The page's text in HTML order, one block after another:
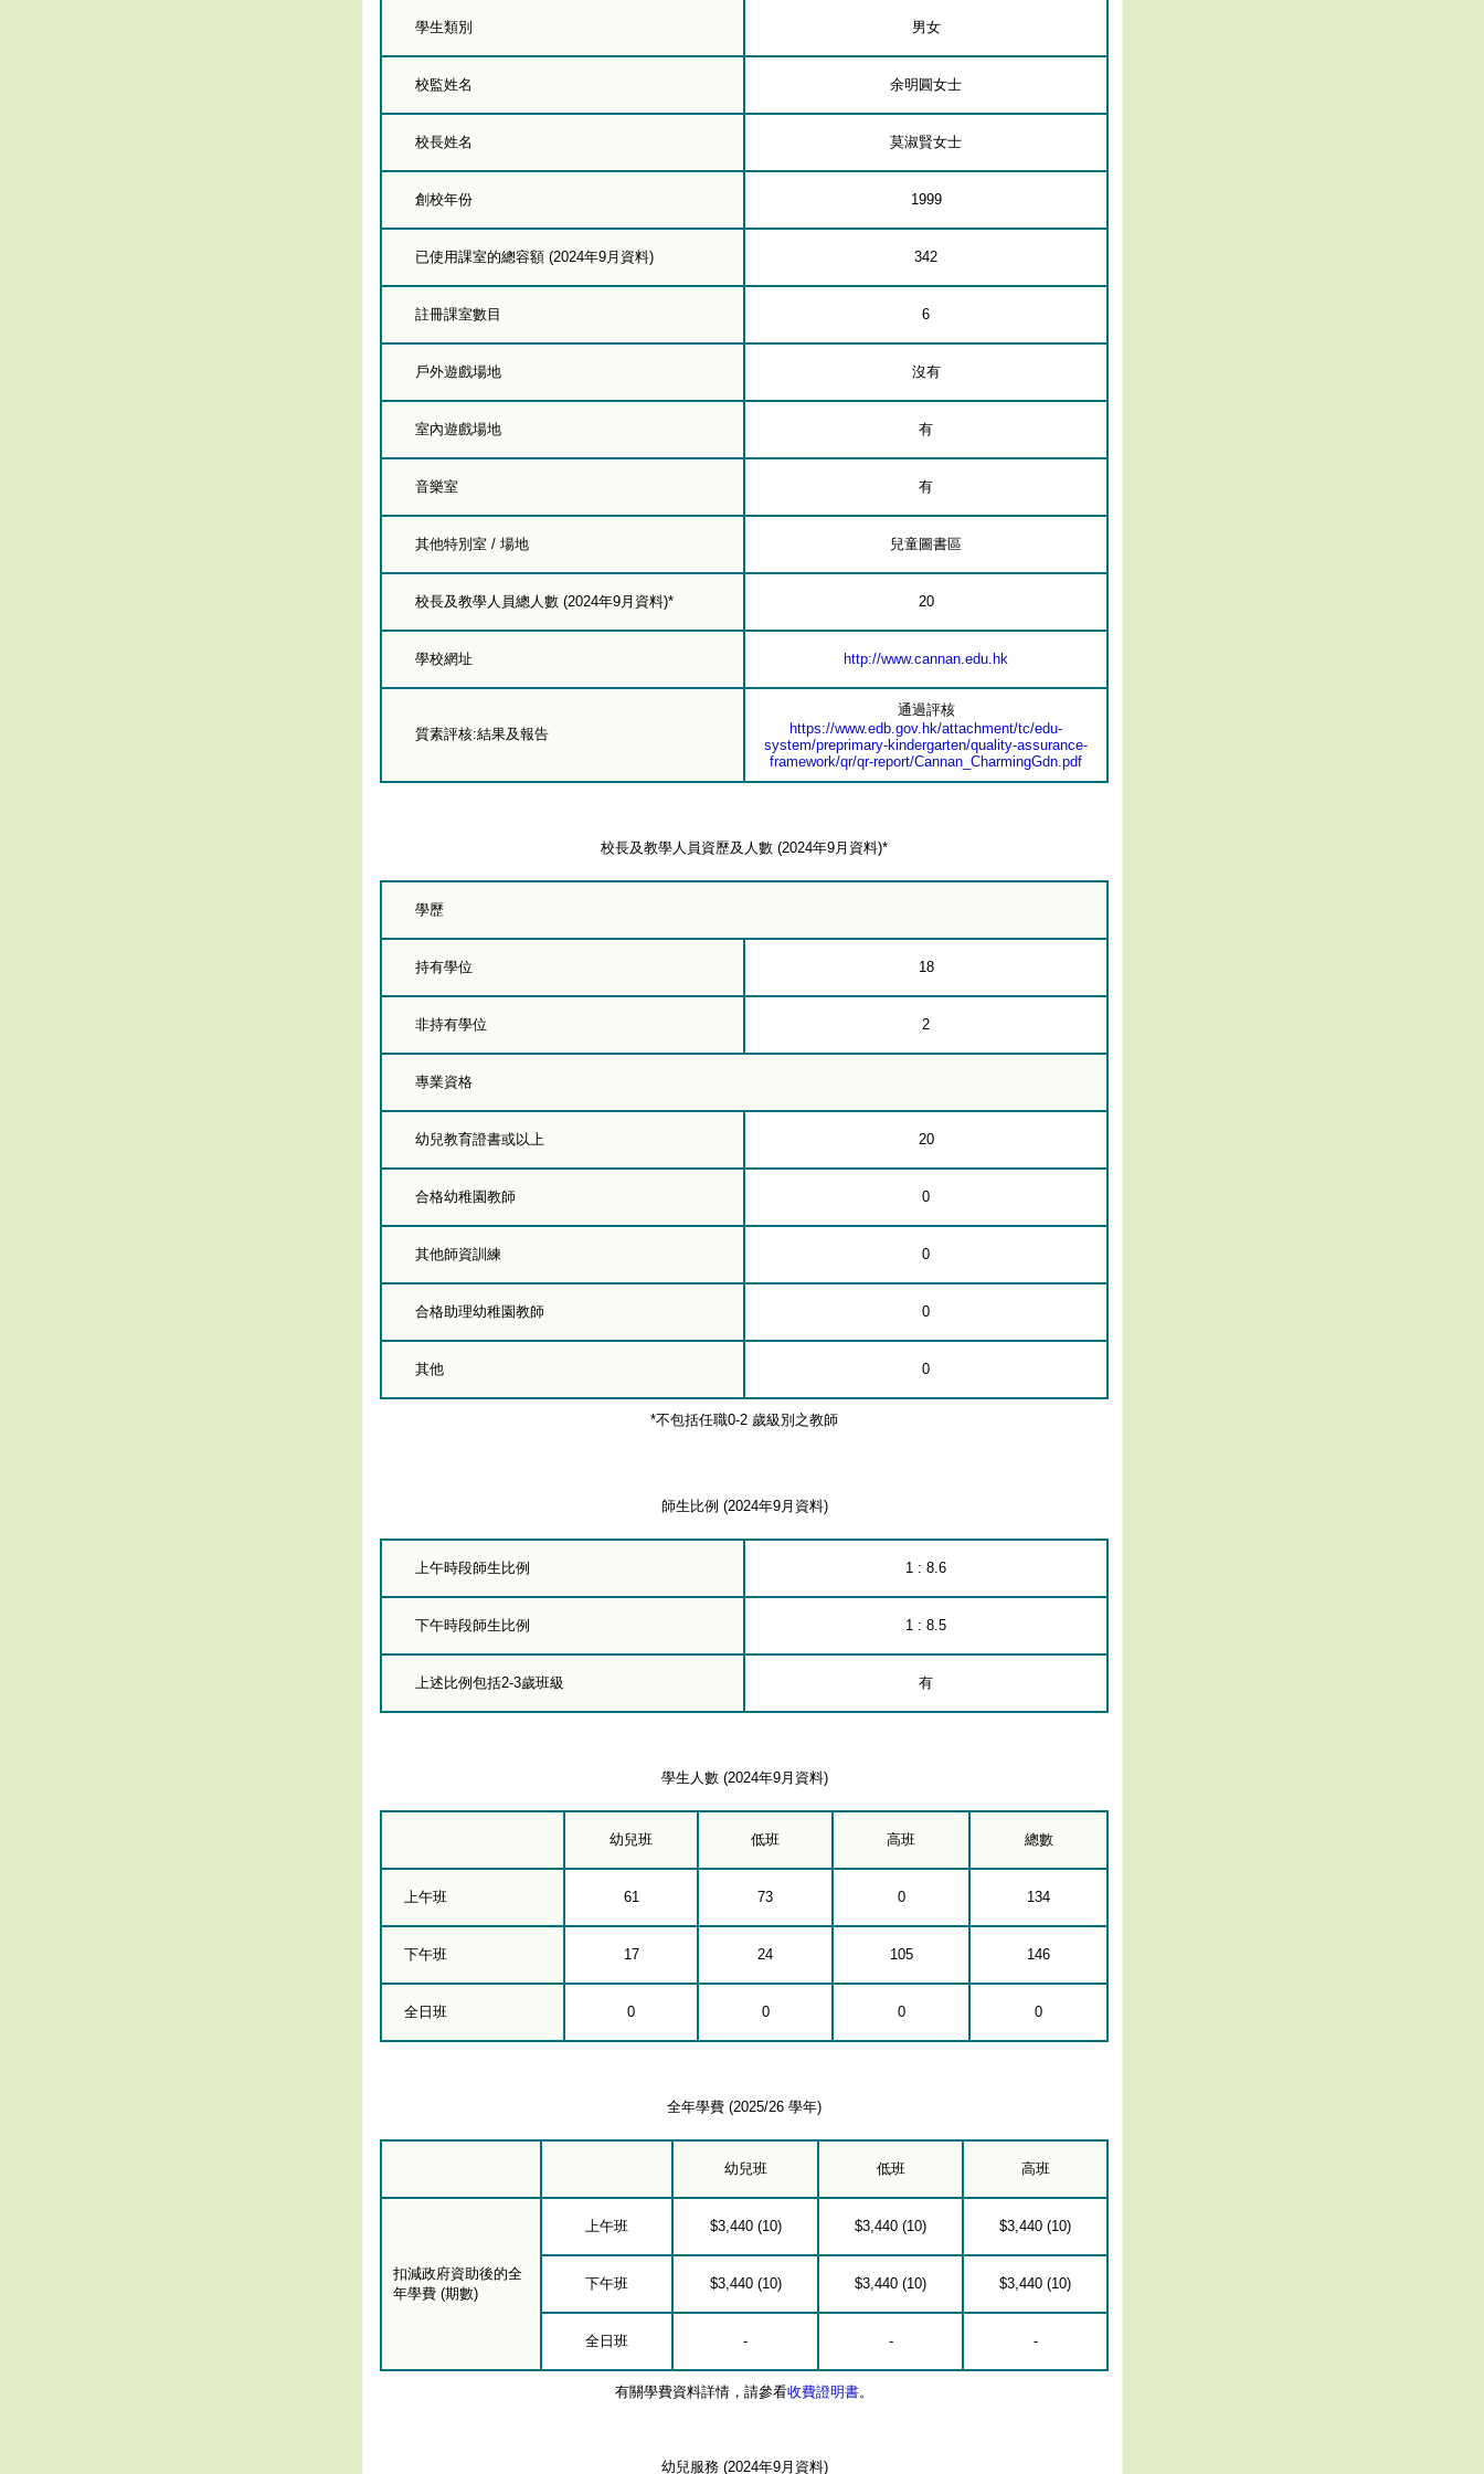
學生類別 男女
校監姓名 余明圓女士
校長姓名 莫淑賢女士
創校年份 1999
已使用課室的總容額 (2024年9月資料) 342
註冊課室數目 6
戶外遊戲場地 沒有
室內遊戲場地 有
音樂室 有
其他特別室 / 場地 兒童圖書區
校長及教學人員總人數 (2024年9月資料)* 20
學校網址 http://www.cannan.edu.hk
質素評核:結果及報告
通過評核
https://www.edb.gov.hk/attachment/tc/edu-
system/preprimary-kindergarten/quality-assurance-
framework/qr/qr-report/Cannan_CharmingGdn.pdf
校長及教學人員資歷及人數 (2024年9月資料)*
學歷
持有學位 18
非持有學位 2
專業資格
幼兒教育證書或以上 20
合格幼稚園教師 0
其他師資訓練 0
合格助理幼稚園教師 0
其他 0
*不包括任職0-2 歲級別之教師
師生比例 (2024年9月資料)
上午時段師生比例 1 : 8.6
下午時段師生比例 1 : 8.5
上述比例包括2-3歲班級 有
學生人數 (2024年9月資料)
幼兒班 低班 高班 總數
上午班 61 73 0 134
下午班 17 24 105 146
全日班 0 0 0 0
全年學費 (2025/26 學年)
幼兒班 低班 高班
扣減政府資助後的全
年學費 (期數)
上午班 $3,440 (10) $3,440 (10) $3,440 (10)
下午班 $3,440 (10) $3,440 (10) $3,440 (10)
全日班 - - -
有關學費資料詳情，請參看收費證明書。
幼兒服務 (2024年9月資料)